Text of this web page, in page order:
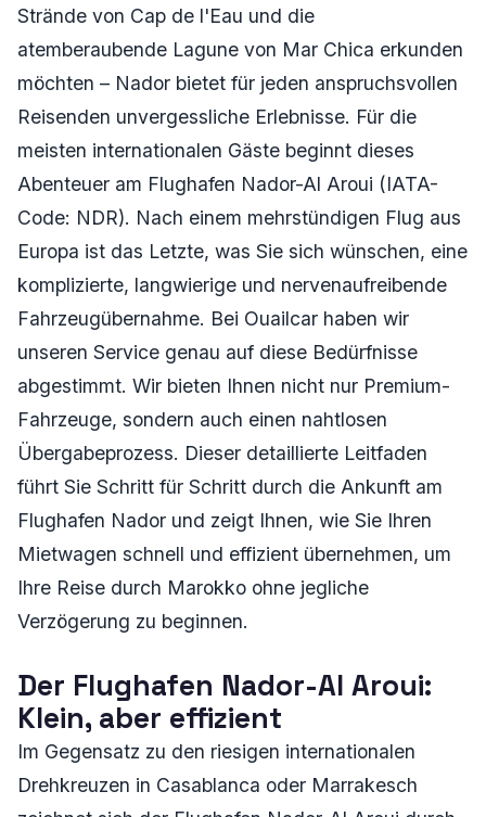
Strände von Cap de l'Eau und die
atemberaubende Lagune von Mar Chica erkunden
möchten – Nador bietet für jeden anspruchsvollen
Reisenden unvergessliche Erlebnisse. Für die
meisten internationalen Gäste beginnt dieses
Abenteuer am Flughafen Nador-Al Aroui (IATA-
Code: NDR). Nach einem mehrstündigen Flug aus
Europa ist das Letzte, was Sie sich wünschen, eine
komplizierte, langwierige und nervenaufreibende
Fahrzeugübernahme. Bei Ouailcar haben wir
unseren Service genau auf diese Bedürfnisse
abgestimmt. Wir bieten Ihnen nicht nur Premium-
Fahrzeuge, sondern auch einen nahtlosen
Übergabeprozess. Dieser detaillierte Leitfaden
führt Sie Schritt für Schritt durch die Ankunft am
Flughafen Nador und zeigt Ihnen, wie Sie Ihren
Mietwagen schnell und effizient übernehmen, um
Ihre Reise durch Marokko ohne jegliche
Verzögerung zu beginnen.
Der Flughafen Nador-Al Aroui:
Klein, aber effizient
Im Gegensatz zu den riesigen internationalen
Drehkreuzen in Casablanca oder Marrakesch